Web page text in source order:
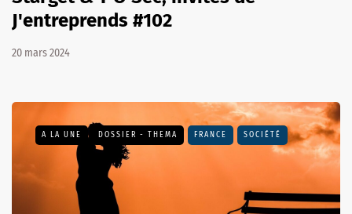
J'entreprends #102
20 mars 2024
A LA UNE DOSSIER - THEMA FRANCE SOCIÉTÉ